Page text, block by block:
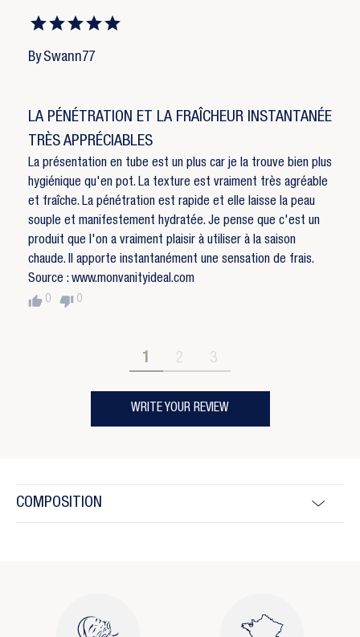
By Swann77
LA PÉNÉTRATION ET LA FRAÎCHEUR INSTANTANÉE
TRÈS APPRÉCIABLES
La présentation en tube est un plus car je la trouve bien plus
hygiénique qu'en pot. La texture est vraiment très agréable
et fraîche. La pénétration est rapide et elle laisse la peau
souple et manifestement hydratée. Je pense que c'est un
produit que l'on a vraiment plaisir à utiliser à la saison
chaude. Il apporte instantanément une sensation de frais.
Source : www.monvanityideal.com
thumb_up 0 thumb_down 0
1 2 3
WRITE YOUR REVIEW
COMPOSITION